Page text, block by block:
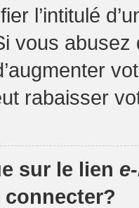
l’intitulé
vous
rabaisser
sur le lien
connecter?